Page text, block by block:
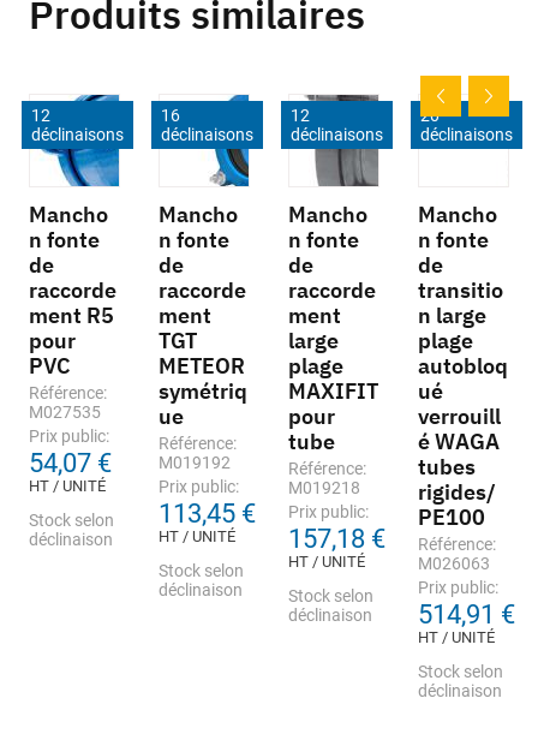
Produits similaires
12
déclinaisons
Mancho
n fonte
de
raccorde
ment R5
pour
PVC
Référence:
M027535
Prix public:
54,07 €
HT / UNITÉ
Stock selon
déclinaison
16
déclinaisons
Mancho
n fonte
de
raccorde
ment
TGT
METEOR
symétriq
ue
Référence:
M019192
Prix public:
113,45 €
HT / UNITÉ
Stock selon
déclinaison
12
déclinaisons
Mancho
n fonte
de
raccorde
ment
large
plage
MAXIFIT
pour
tube
Référence:
M019218
Prix public:
157,18 €
HT / UNITÉ
Stock selon
déclinaison
20
déclinaisons
Mancho
n fonte
de
transitio
n large
plage
autobloq
ué
verrouill
é WAGA
tubes
rigides/
PE100
Référence:
M026063
Prix public:
514,91 €
HT / UNITÉ
Stock selon
déclinaison